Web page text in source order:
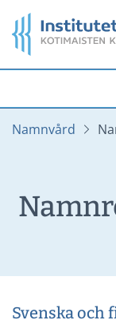
till
innehåll
Startsida
Namnvård
Svenska och